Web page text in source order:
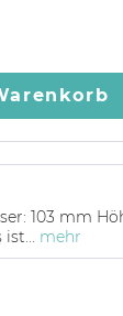
103 mm
mehr